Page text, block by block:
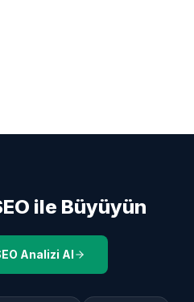
ile Büyüyün
Analizi Al